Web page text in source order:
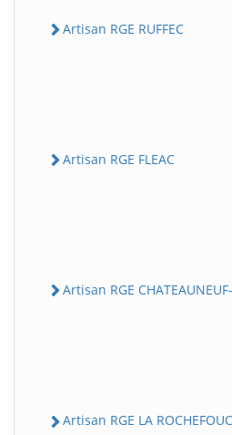
Artisan RGE RUFFEC
Artisan RGE FLEAC
Artisan RGE
Artisan RGE LA